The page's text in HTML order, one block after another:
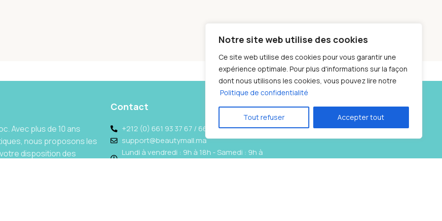
Notre site web utilise des cookies
Ce site web utilise des cookies pour vous garantir une
expérience optimale. Pour plus d'informations sur la façon
dont nous utilisons les cookies, vous pouvez lire notre
Politique de confidentialité
Tout refuser Accepter tout
Avec plus de 10 ans
nous proposons les
disposition des
Contact
+212 (0) 661 93 37 67 / 662 69 10 87
support@beautymall.ma
Lundi à vendredi : 9h à 18h - Samedi : 9h à
Social links: